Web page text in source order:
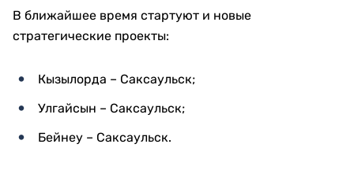
В ближайшее время стартуют и новые
стратегические проекты:
Кызылорда – Саксаульск;
Улгайсын – Саксаульск;
Бейнеу – Саксаульск.